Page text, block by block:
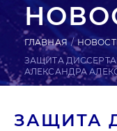
ГЛАВНАЯ
ЗАЩИТА
АЛЕКСАНДРА
ЗАЩИТА